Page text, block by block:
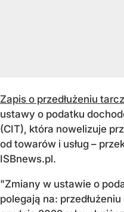
Zapis o przedłużeniu
ustawy o podatku
(CIT), która nowelizuje
od towarów i usług –
ISBnews.pl.
"Zmiany w ustawie o
polegają na: